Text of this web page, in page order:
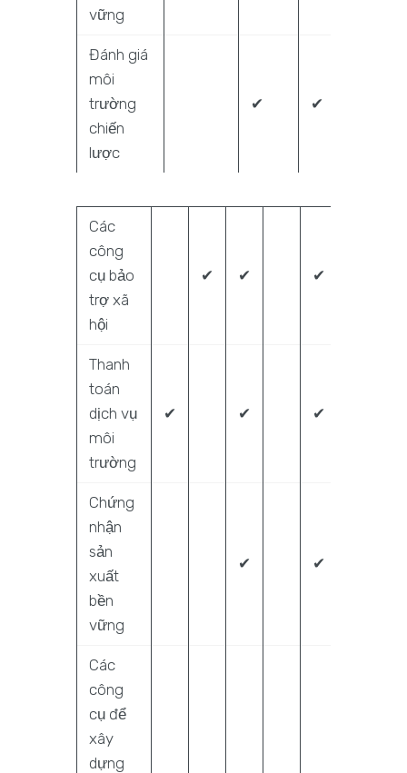
vững
Đánh giá
môi
trường
chiến
lược
✔ ✔
Các
công
cụ bảo
trợ xã
hội
✔ ✔ ✔
Thanh
toán
dịch vụ
môi
trường
✔ ✔ ✔
Chứng
nhận
sản
xuất
bền
vững
✔ ✔
Các
công
cụ để
xây
dựng